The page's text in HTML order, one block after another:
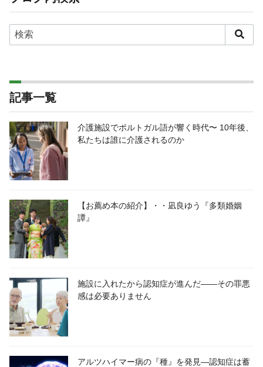
記事一覧
介護施設でポルトガル語が響く時代〜 10年後、
私たちは誰に介護されるのか
【お薦め本の紹介】・・凪良ゆう『多類婚姻
譚』
施設に入れたから認知症が進んだ――その罪悪
感は必要ありません
アルツハイマー病の『種』を発見―認知症は蓄